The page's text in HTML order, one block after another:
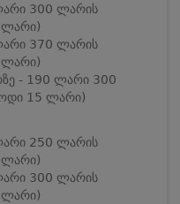
300 ლარის
ლარი)
370 ლარის
ლარი)
- 190 ლარი 300
15 ლარი)
250 ლარის
ლარი)
300 ლარის
ლარი)